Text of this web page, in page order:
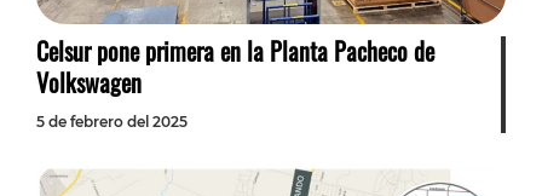
Celsur pone primera en la Planta Pacheco de
Volkswagen
5 de febrero del 2025